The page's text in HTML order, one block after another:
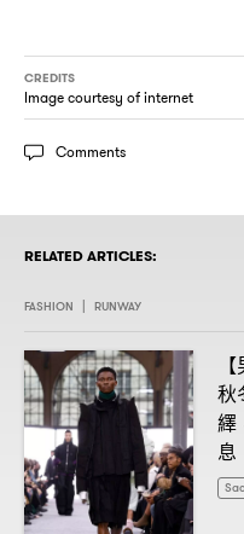
CREDITS
Image courtesy of internet
Comments
RELATED ARTICLES:
FASHION | RUNWAY
秋
繹
息